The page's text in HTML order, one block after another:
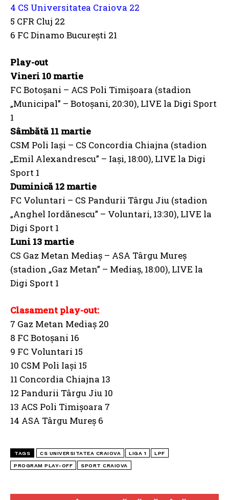
4 CS Universitatea Craiova 22
5 CFR Cluj 22
6 FC Dinamo Bucureşti 21
Play-out
Vineri 10 martie
FC Botoşani – ACS Poli Timişoara (stadion
„Municipal” – Botoşani, 20:30), LIVE la Digi Sport
1
Sâmbătă 11 martie
CSM Poli Iaşi – CS Concordia Chiajna (stadion
„Emil Alexandrescu” – Iaşi, 18:00), LIVE la Digi
Sport 1
Duminică 12 martie
FC Voluntari – CS Pandurii Târgu Jiu (stadion
„Anghel Iordănescu” – Voluntari, 13:30), LIVE la
Digi Sport 1
Luni 13 martie
CS Gaz Metan Mediaş – ASA Târgu Mureş
(stadion „Gaz Metan” – Mediaş, 18:00), LIVE la
Digi Sport 1
Clasament play-out:
7 Gaz Metan Mediaş 20
8 FC Botoşani 16
9 FC Voluntari 15
10 CSM Poli Iaşi 15
11 Concordia Chiajna 13
12 Pandurii Târgu Jiu 10
13 ACS Poli Timişoara 7
14 ASA Târgu Mureş 6
TAGS CS UNIVERSITATEA CRAIOVA LIGA 1 LPF
PROGRAM PLAY-OFF SPORT CRAIOVA